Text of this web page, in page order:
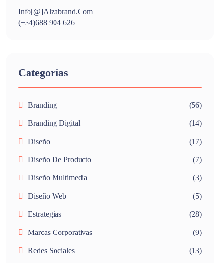
Info[@]alzabrand.com
(+34)688 904 626
Categorías
Branding (56)
Branding Digital (14)
Diseño (17)
Diseño De Producto (7)
Diseño Multimedia (3)
Diseño Web (5)
Estrategias (28)
Marcas Corporativas (9)
Redes Sociales (13)